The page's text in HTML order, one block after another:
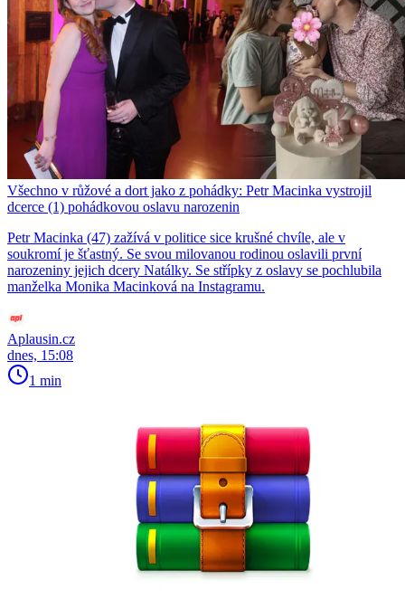
Všechno v růžové a dort jako z pohádky: Petr Macinka vystrojil
dcerce (1) pohádkovou oslavu narozenin
Petr Macinka (47) zažívá v politice sice krušné chvíle, ale v
soukromí je šťastný. Se svou milovanou rodinou oslavili první
narozeniny jejich dcery Natálky. Se střípky z oslavy se pochlubila
manželka Monika Macinková na Instagramu.
Aplausin.cz
dnes, 15:08
1 min